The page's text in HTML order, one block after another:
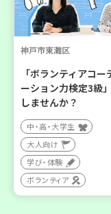
神戸市東灘区
「ボランティアコー
ーション力検定3級
しませんか？
中・高・大学生
大人向け
学び・体験
ボランティア